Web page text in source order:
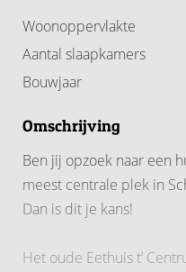
Woonoppervlakte
Aantal slaapkamers
Bouwjaar
Omschrijving
Ben jij opzoek naar een
meest centrale plek in
Dan is dit je kans!
Het oude Eethuis t’